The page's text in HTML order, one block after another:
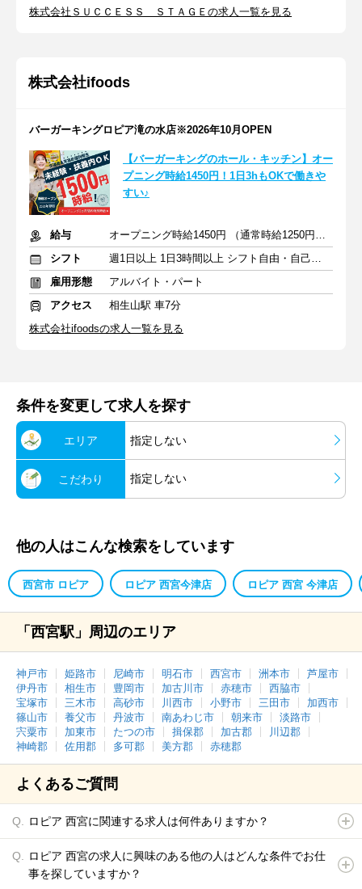
株式会社ＳＵＣＣＥＳＳ ＳＴＡＧＥの求人一覧を見る
株式会社ifoods
バーガーキングロピア滝の水店※2026年10月OPEN
【バーガーキングのホール・キッチン】オー
プニング時給1450円！1日3hもOKで働きや
すい♪
給与
オープニング時給1450円 （通常時給1250円）＋交通費支給
シフト
週1日以上 1日3時間以上 シフト自由・自己申告
雇用形態
アルバイト・パート
アクセス
相生山駅 車7分
株式会社ifoodsの求人一覧を見る
条件を変更して求人を探す
エリア 指定しない
こだわり 指定しない
他の人はこんな検索をしています
西宮市 ロピア ロピア 西宮今津店 ロピア 西宮 今津店
「西宮駅」周辺のエリア
神戸市 姫路市 尼崎市 明石市 西宮市 洲本市
芦屋市
伊丹市
相生市 豊岡市 加古川市 赤穂市
西脇市
宝塚市
三木市 高砂市 川西市 小野市 三田市
加西市
篠山市
養父市 丹波市 南あわじ市 朝来市
淡路市
宍粟市
加東市 たつの市 揖保郡 加古郡
川辺郡
神崎郡
佐用郡 多可郡 美方郡 赤穂郡
よくあるご質問
ロピア 西宮に関連する求人は何件ありますか？
ロピア 西宮の求人に興味のある他の人はどんな条件でお仕
事を探していますか？